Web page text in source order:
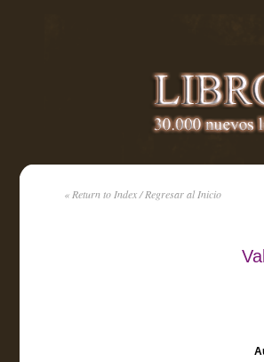
« Return to Index / Regresar al Inicio